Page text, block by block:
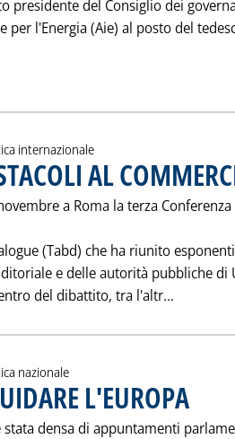
presidente del Consiglio dei
per l'Energia (Aie) al posto del
internazionale
AL
a Roma la terza
(Tabd) che ha riunito
e delle autorità pubbliche di
del dibattito, tra l'altr...
nazionale
L'EUROPA
stata densa di appuntamenti